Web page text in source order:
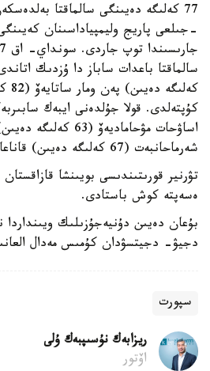
-جىلعى پاريج وليمپياداسىنان
اساۋحات مۋحاماديەۆ
شەرماحانبەت (67 كەلىگە دەيىن) قاناعات تۇتتى.
تۋرنير قورىتىندىسى بويىنشا
ەسەپتە كوش باستادى.
بۇعان دەيىن دۇنيەجۇزىلىك ويىنداردا
دجيۋ- دجيتسۋدان كۇمىس مەدال
سپورت
ريزابەك نۇسىپبەك ۇلى
اۆتور